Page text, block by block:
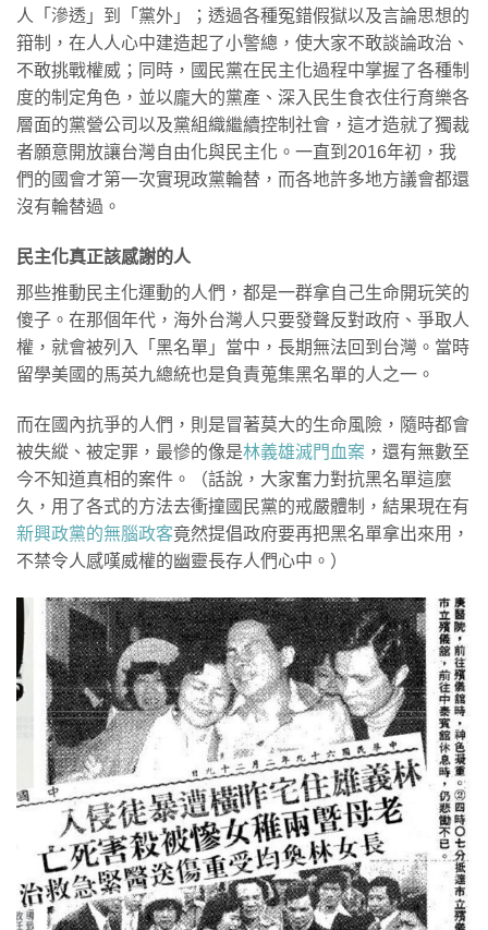
人「滲透」到「黨外」；透過各種冤錯假獄以及言論思想的
箝制，在人人心中建造起了小警總，使大家不敢談論政治、
不敢挑戰權威；同時，國民黨在民主化過程中掌握了各種制
度的制定角色，並以龐大的黨產、深入民生食衣住行育樂各
層面的黨營公司以及黨組織繼續控制社會，這才造就了獨裁
者願意開放讓台灣自由化與民主化。一直到2016年初，我
們的國會才第一次實現政黨輪替，而各地許多地方議會都還
沒有輪替過。
民主化真正該感謝的人
那些推動民主化運動的人們，都是一群拿自己生命開玩笑的
傻子。在那個年代，海外台灣人只要發聲反對政府、爭取人
權，就會被列入「黑名單」當中，長期無法回到台灣。當時
留學美國的馬英九總統也是負責蒐集黑名單的人之一。
而在國內抗爭的人們，則是冒著莫大的生命風險，隨時都會
被失縱、被定罪，最慘的像是林義雄滅門血案 ，還有無數至
今不知道真相的案件。（話說，大家奮力對抗黑名單這麼
久，用了各式的方法去衝撞國民黨的戒嚴體制，結果現在有
新興政黨的無腦政客竟然提倡政府要再把黑名單拿出來用，
不禁令人感嘆威權的幽靈長存人們心中。）